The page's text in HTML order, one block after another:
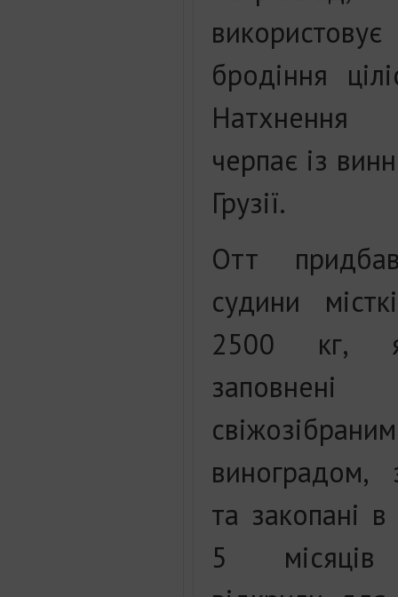
бродіння
Натхнення
черпає із
Грузії.
Отт
судини
2500 кг,
заповнені
свіжозібраним
виноградом,
та закопані
5